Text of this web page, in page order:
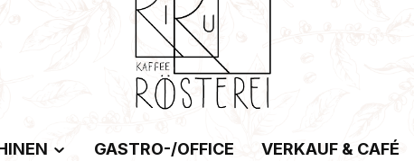
GASTRO-/OFFICE VERKAUF & CAFÉ